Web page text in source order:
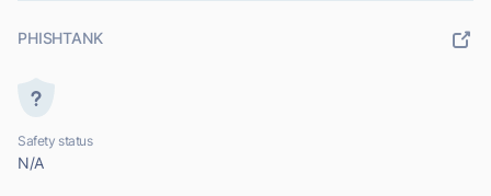
PHISHTANK
Safety status
N/A